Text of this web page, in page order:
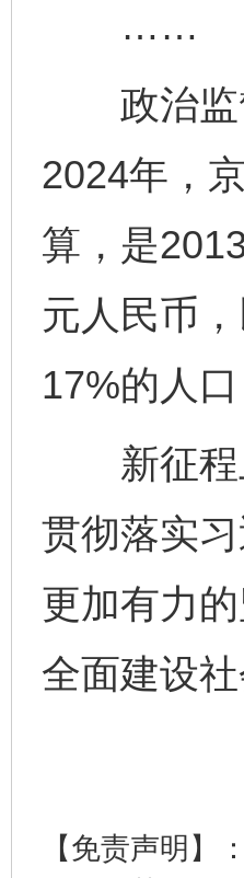
……
政治监
2024年，
算，是
元人民币
17%的人
新征程上
贯彻落实
更加有力
全面建设
【免责声明】